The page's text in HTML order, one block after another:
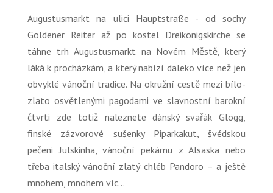
Augustusmarkt na ulici Hauptstraße - od sochy
Goldener Reiter až po kostel Dreikönigskirche se
táhne trh Augustusmarkt na Novém Městě, který
láká k procházkám, a který nabízí daleko více než jen
obvyklé vánoční tradice. Na okružní cestě mezi bílo-
zlato osvětlenými pagodami ve slavnostní barokní
čtvrti zde totiž naleznete dánský svařák Glögg,
finské zázvorové sušenky Piparkakut, švédskou
pečeni Julskinha, vánoční pekárnu z Alsaska nebo
třeba italský vánoční zlatý chléb Pandoro – a ještě
mnohem, mnohem víc…